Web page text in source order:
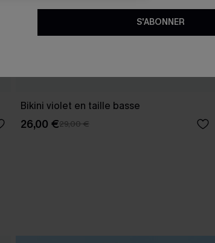
Bikini violet en taille basse
26,00 €29,00 €
S'ABONNER